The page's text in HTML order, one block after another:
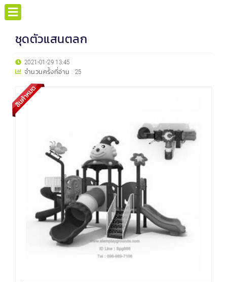
ชุดตัวแสนตลก
2021-01-29 13:45
จำนวนครั้งที่อ่าน : 25